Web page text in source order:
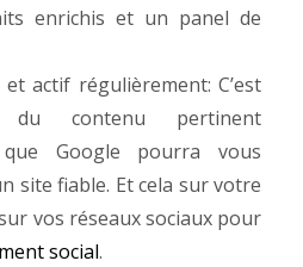
enrichis et un panel de
actif régulièrement: C’est
contenu pertinent
que Google pourra vous
site fiable. Et cela sur votre
vos réseaux sociaux pour
social.